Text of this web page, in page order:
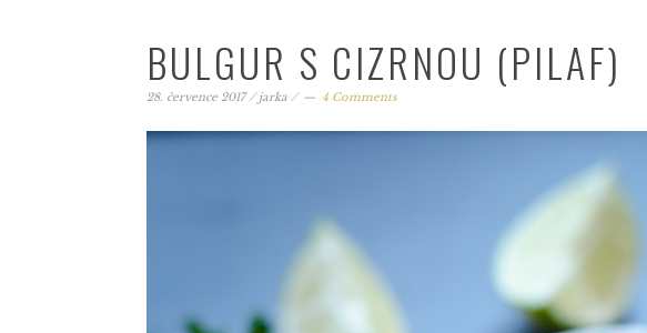
BULGUR S CIZRNOU (PILAF)
28. července 2017/jarka / 4 Comments